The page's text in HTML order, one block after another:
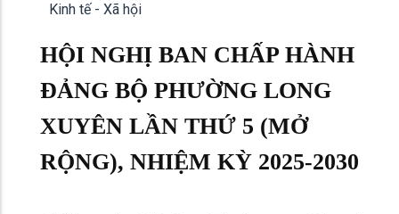
Kinh tế - Xã hội
HỘI NGHỊ BAN CHẤP HÀNH
ĐẢNG BỘ PHƯỜNG LONG
XUYÊN LẦN THỨ 5 (MỞ
RỘNG), NHIỆM KỲ 2025-2030